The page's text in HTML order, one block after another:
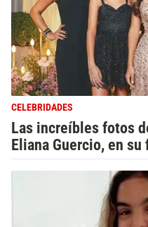
CELEBRIDADES
Las increíbles fotos
Eliana Guercio, en